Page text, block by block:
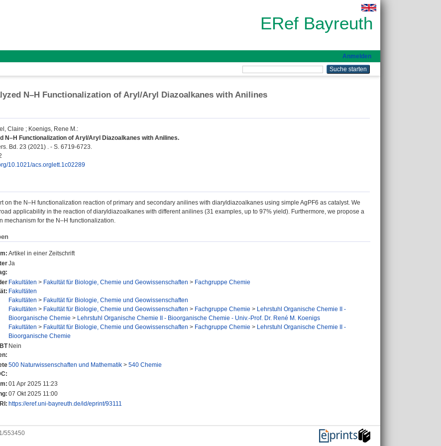
ERef Bayreuth
Anmelden
N–H Functionalization of Aryl/Aryl Diazoalkanes with Anilines
Claire ; Koenigs, Rene M.:
N–H Functionalization of Aryl/Aryl Diazoalkanes with Anilines.
Bd. 23 (2021) . - S. 6719-6723.
10.1021/acs.orglett.1c02289
on the N–H functionalization reaction of primary and secondary anilines with diaryldiazoalkanes using simple AgPF6 as catalyst. We
applicability in the reaction of diaryldiazoalkanes with different anilines (31 examples, up to 97% yield). Furthermore, we propose a
mechanism for the N–H functionalization.
Artikel in einer Zeitschrift
Ja
Fakultäten > Fakultät für Biologie, Chemie und Geowissenschaften > Fachgruppe Chemie
Fakultäten
Fakultäten > Fakultät für Biologie, Chemie und Geowissenschaften
Fakultäten > Fakultät für Biologie, Chemie und Geowissenschaften > Fachgruppe Chemie > Lehrstuhl Organische Chemie II -
Bioorganische Chemie > Lehrstuhl Organische Chemie II - Bioorganische Chemie - Univ.-Prof. Dr. René M. Koenigs
Fakultäten > Fakultät für Biologie, Chemie und Geowissenschaften > Fachgruppe Chemie > Lehrstuhl Organische Chemie II -
Bioorganische Chemie
Nein
500 Naturwissenschaften und Mathematik > 540 Chemie
01 Apr 2025 11:23
07 Okt 2025 11:00
https://eref.uni-bayreuth.de/id/eprint/93111
553450